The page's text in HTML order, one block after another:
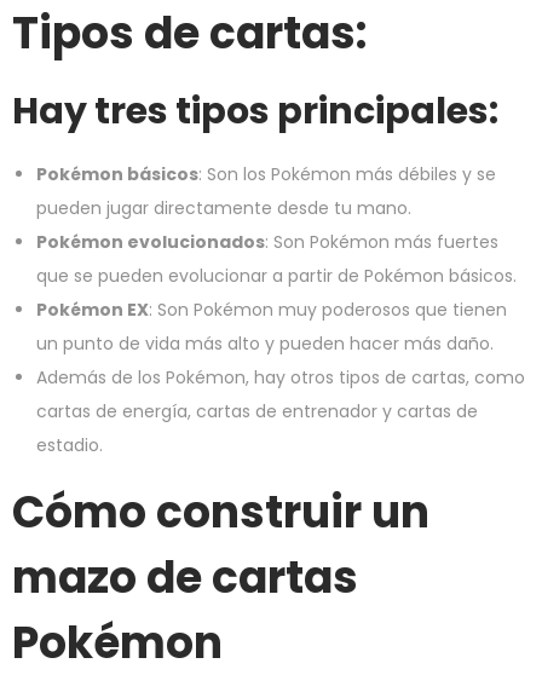
Tipos de cartas:
Hay tres tipos principales:
Pokémon básicos: Son los Pokémon más débiles y se
pueden jugar directamente desde tu mano.
Pokémon evolucionados: Son Pokémon más fuertes
que se pueden evolucionar a partir de Pokémon básicos.
Pokémon EX: Son Pokémon muy poderosos que tienen
un punto de vida más alto y pueden hacer más daño.
Además de los Pokémon, hay otros tipos de cartas, como
cartas de energía, cartas de entrenador y cartas de
estadio.
Cómo construir un
mazo de cartas
Pokémon